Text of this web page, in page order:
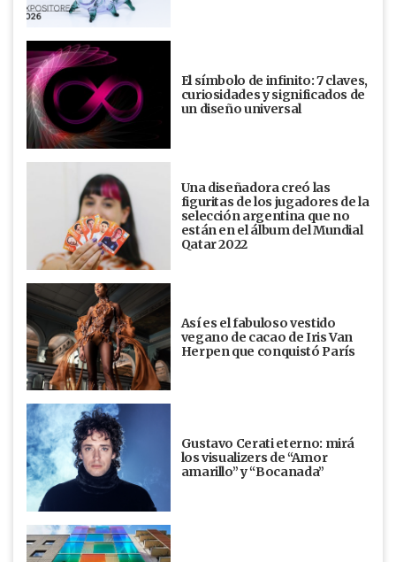
El símbolo de infinito: 7 claves,
curiosidades y significados de
un diseño universal
Una diseñadora creó las
figuritas de los jugadores de la
selección argentina que no
están en el álbum del Mundial
Qatar 2022
Así es el fabuloso vestido
vegano de cacao de Iris Van
Herpen que conquistó París
Gustavo Cerati eterno: mirá
los visualizers de “Amor
amarillo” y “Bocanada”